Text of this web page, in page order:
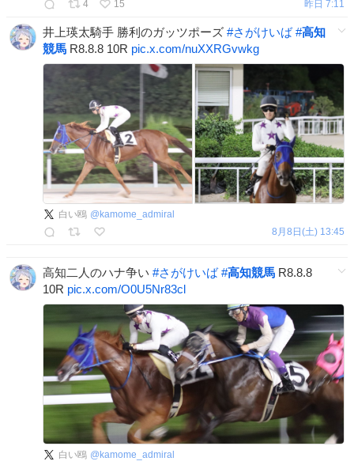
4
15 昨日 7:11
井上瑛太騎手 勝利のガッツポーズ #さがけいば #高知
競馬 R8.8.8 10R pic.x.com/nuXXRGvwkg
白い鴎 @ kamome_admiral
8月8日(土) 13:45
高知二人のハナ争い #さがけいば #高知競馬 R8.8.8
10R pic.x.com/O0U5Nr83cl
白い鴎 @ kamome_admiral